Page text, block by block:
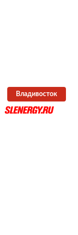
Владивосток